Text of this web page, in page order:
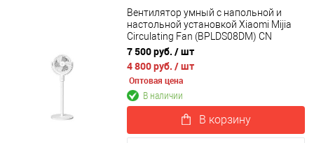
Вентилятор умный с напольной и
настольной установкой Xiaomi Mijia
Circulating Fan (BPLDS08DM) CN
7 500 руб. / шт
4 800 руб. / шт
Оптовая цена
В наличии
В корзину